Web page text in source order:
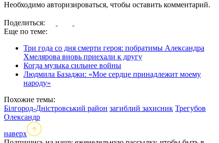
Необходимо авторизироваться, чтобы оставить комментарий.
Поделиться:
Еще по теме:
Три года со дня смерти героя: побратимы Александра
Хмелярова вновь приехали к другу
Когда музыка сильнее войны
Людмила Базаджи: «Мое сердце принадлежит моему
народу»
Похожие темы:
Білгород-Дністровський район загиблий захисник Трегубов
Олександр
наверх